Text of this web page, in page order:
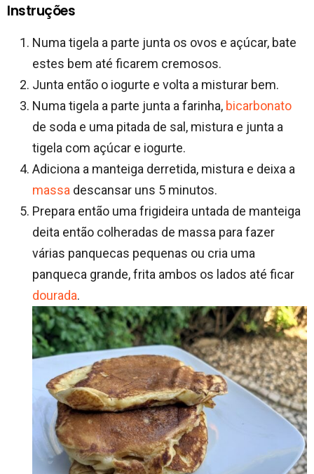
Instruções
Numa tigela a parte junta os ovos e açúcar, bate
estes bem até ficarem cremosos.
Junta então o iogurte e volta a misturar bem.
Numa tigela a parte junta a farinha, bicarbonato
de soda e uma pitada de sal, mistura e junta a
tigela com açúcar e iogurte.
Adiciona a manteiga derretida, mistura e deixa a
massa descansar uns 5 minutos.
Prepara então uma frigideira untada de manteiga
deita então colheradas de massa para fazer
várias panquecas pequenas ou cria uma
panqueca grande, frita ambos os lados até ficar
dourada.